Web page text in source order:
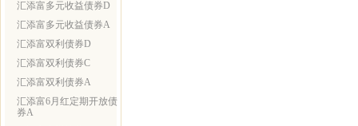
汇添富多元收益债券D
汇添富多元收益债券A
汇添富双利债券D
汇添富双利债券C
汇添富双利债券A
汇添富6月红定期开放债
券A